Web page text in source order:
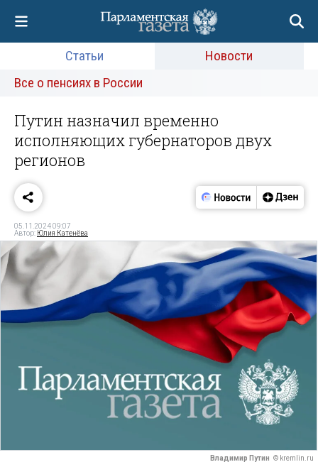
Статьи
Новости
Все о пенсиях в России
Путин назначил временно
исполняющих губернаторов двух
регионов
05.11.2024 09:07
Автор: Юлия Катенёва
Владимир Путин © kremlin.ru